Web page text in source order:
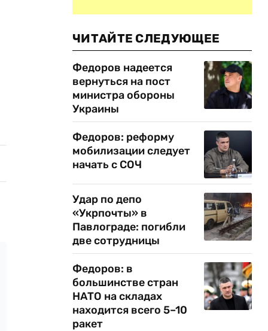
ЧИТАЙТЕ СЛЕДУЮЩЕЕ
Федоров надеется
вернуться на пост
министра обороны
Украины
Федоров: реформу
мобилизации следует
начать с СОЧ
Удар по депо
«Укрпочты» в
Павлограде: погибли
две сотрудницы
Федоров: в
большинстве стран
НАТО на складах
находится всего 5–10
ракет